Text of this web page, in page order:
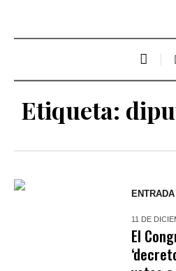
Etiqueta:
ENTRADA
11 DE
El